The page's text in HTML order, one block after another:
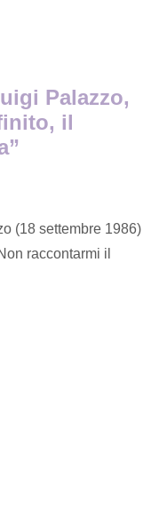
Palazzo,
il
(18 settembre 1986)
raccontarmi il